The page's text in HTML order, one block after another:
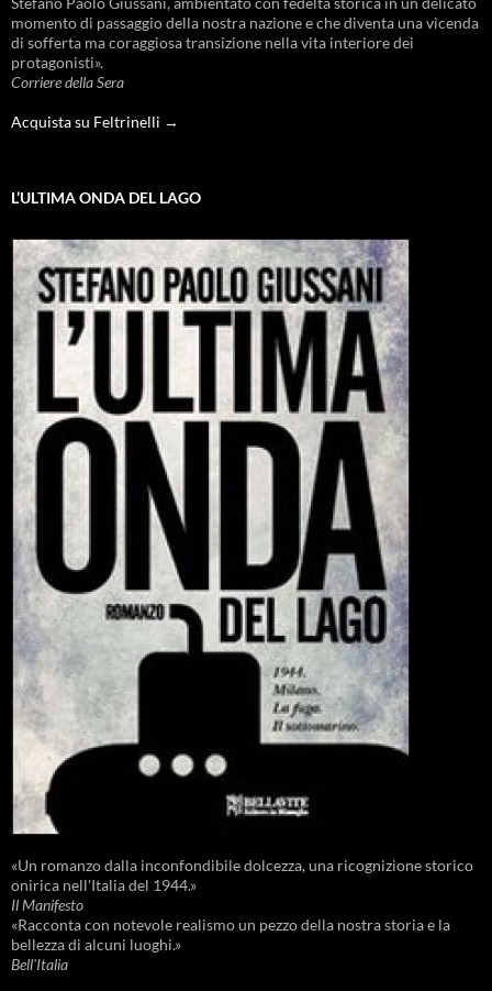
momento di passaggio della nostra nazione e che diventa una vicenda
di sofferta ma coraggiosa transizione nella vita interiore dei
protagonisti».
Corriere della Sera
Acquista su Feltrinelli →
L’ULTIMA ONDA DEL LAGO
«Un romanzo dalla inconfondibile dolcezza, una ricognizione storico
onirica nell'Italia del 1944.»
Il Manifesto
«Racconta con notevole realismo un pezzo della nostra storia e la
bellezza di alcuni luoghi.»
Bell'Italia